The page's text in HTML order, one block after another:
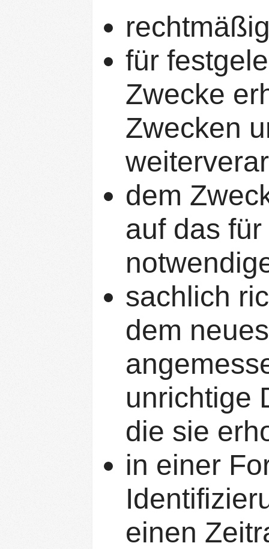
für
Zwecke
Zwecken
dem
auf das
sachlich
dem
unrichtige
die sie
in einer
einen